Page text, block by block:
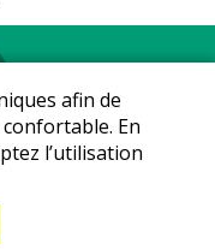
La coopérative
LOCAL - Tous droits
Dynapse
afin de
En
l’utilisation